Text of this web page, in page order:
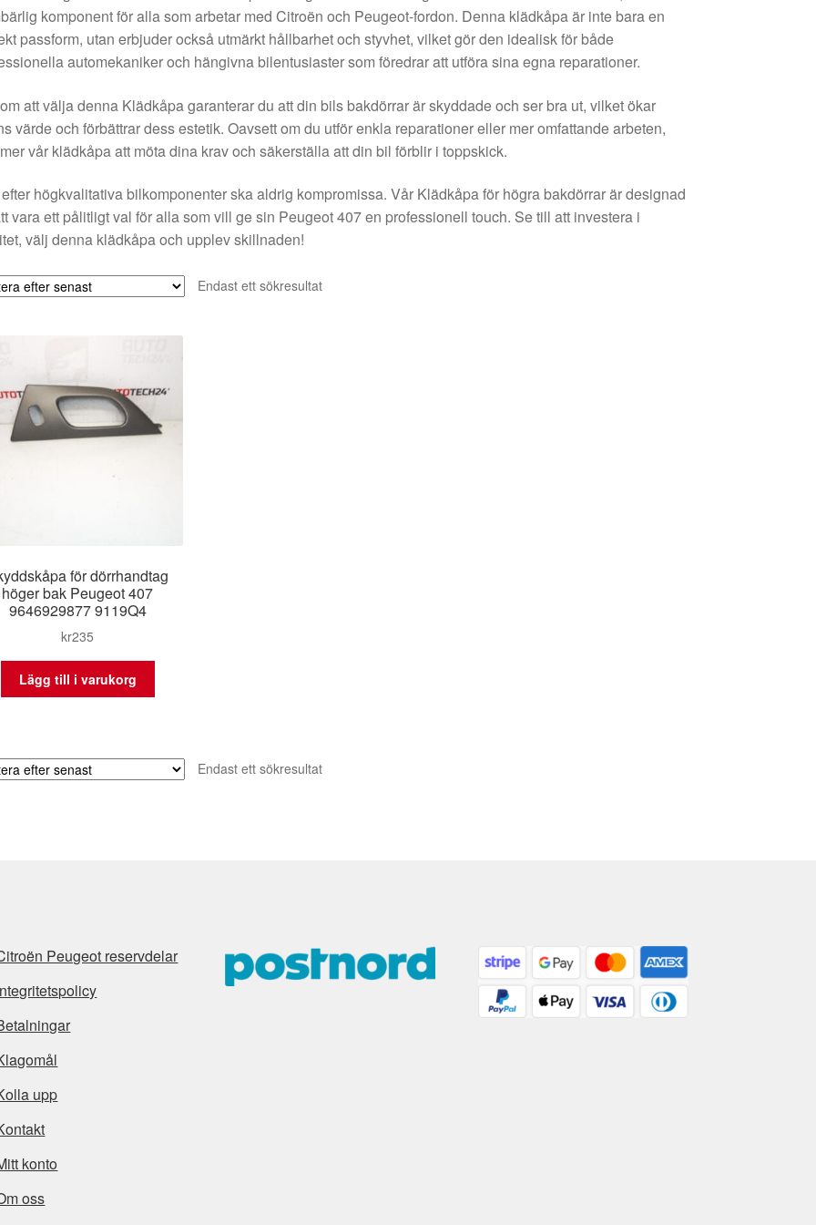
komponent för alla som arbetar med Citroën och Peugeot-fordon. Denna klädkåpa är inte bara en
passform, utan erbjuder också utmärkt hållbarhet och styvhet, vilket gör den idealisk för både
automekaniker och hängivna bilentusiaster som föredrar att utföra sina egna reparationer.
att välja denna Klädkåpa garanterar du att din bils bakdörrar är skyddade och ser bra ut, vilket ökar
värde och förbättrar dess estetik. Oavsett om du utför enkla reparationer eller mer omfattande arbeten,
vår klädkåpa att möta dina krav och säkerställa att din bil förblir i toppskick.
högkvalitativa bilkomponenter ska aldrig kompromissa. Vår Klädkåpa för högra bakdörrar är designad
vara ett pålitligt val för alla som vill ge sin Peugeot 407 en professionell touch. Se till att investera i
välj denna klädkåpa och upplev skillnaden!
Endast ett sökresultat
för dörrhandtag
höger bak Peugeot 407
9646929877 9119Q4
kr235
Lägg till i varukorg
Endast ett sökresultat
Peugeot reservdelar
upp
konto
oss